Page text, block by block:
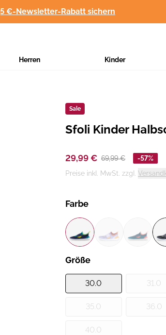
5 €-Newsletter-Rabatt sichern
Herren Kinder
Sale
Hersteller:
Sfoli Kinder
29,99 € 69,99 €
-57%
Preise inkl. MwSt. zzgl.
Farbe
Größe
30.0 31.0
35.0 36.0
40.0